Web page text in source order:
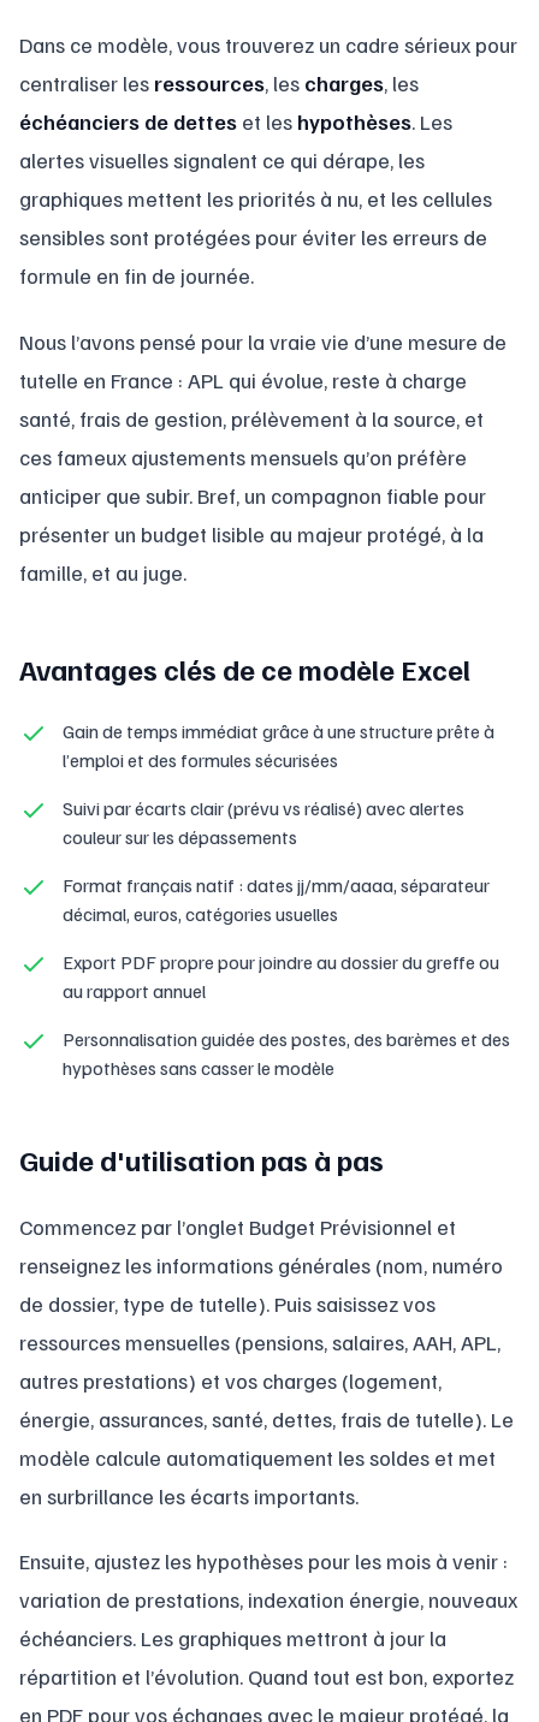
Dans ce modèle, vous trouverez un cadre sérieux pour
centraliser les ressources, les charges, les
échéanciers de dettes et les hypothèses. Les
alertes visuelles signalent ce qui dérape, les
graphiques mettent les priorités à nu, et les cellules
sensibles sont protégées pour éviter les erreurs de
formule en fin de journée.
Nous l’avons pensé pour la vraie vie d’une mesure de
tutelle en France : APL qui évolue, reste à charge
santé, frais de gestion, prélèvement à la source, et
ces fameux ajustements mensuels qu’on préfère
anticiper que subir. Bref, un compagnon fiable pour
présenter un budget lisible au majeur protégé, à la
famille, et au juge.
Avantages clés de ce modèle Excel
Gain de temps immédiat grâce à une structure prête à
l’emploi et des formules sécurisées
Suivi par écarts clair (prévu vs réalisé) avec alertes
couleur sur les dépassements
Format français natif : dates jj/mm/aaaa, séparateur
décimal, euros, catégories usuelles
Export PDF propre pour joindre au dossier du greffe ou
au rapport annuel
Personnalisation guidée des postes, des barèmes et des
hypothèses sans casser le modèle
Guide d'utilisation pas à pas
Commencez par l’onglet Budget Prévisionnel et
renseignez les informations générales (nom, numéro
de dossier, type de tutelle). Puis saisissez vos
ressources mensuelles (pensions, salaires, AAH, APL,
autres prestations) et vos charges (logement,
énergie, assurances, santé, dettes, frais de tutelle). Le
modèle calcule automatiquement les soldes et met
en surbrillance les écarts importants.
Ensuite, ajustez les hypothèses pour les mois à venir :
variation de prestations, indexation énergie, nouveaux
échéanciers. Les graphiques mettront à jour la
répartition et l’évolution. Quand tout est bon, exportez
en PDF pour vos échanges avec le majeur protégé, la